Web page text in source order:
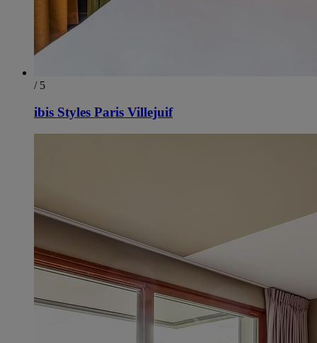
/ 5
ibis Styles Paris Villejuif